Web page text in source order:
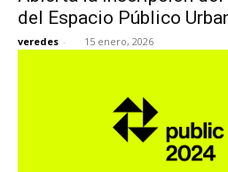
del Espacio Público
veredes - 15 enero, 2026